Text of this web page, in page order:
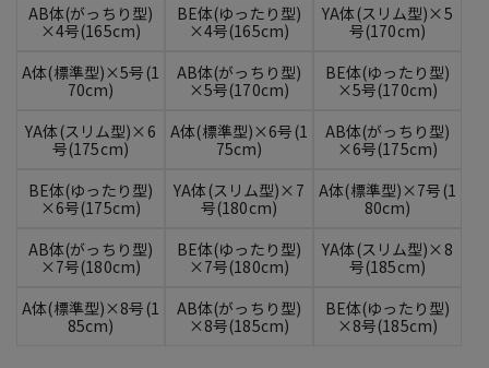
AB体(がっちり型)
×4号(165cm)
BE体(ゆったり型)
×4号(165cm)
YA体(スリム型)×5
号(170cm)
A体(標準型)×5号(1
70cm)
AB体(がっちり型)
×5号(170cm)
BE体(ゆったり型)
×5号(170cm)
YA体(スリム型)×6
号(175cm)
A体(標準型)×6号(1
75cm)
AB体(がっちり型)
×6号(175cm)
BE体(ゆったり型)
×6号(175cm)
YA体(スリム型)×7
号(180cm)
A体(標準型)×7号(1
80cm)
AB体(がっちり型)
×7号(180cm)
BE体(ゆったり型)
×7号(180cm)
YA体(スリム型)×8
号(185cm)
A体(標準型)×8号(1
85cm)
AB体(がっちり型)
×8号(185cm)
BE体(ゆったり型)
×8号(185cm)